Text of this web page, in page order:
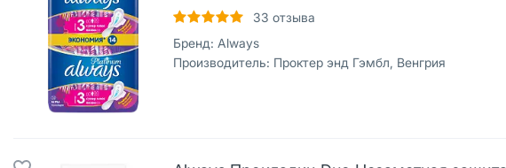
33 отзыва
Бренд: Always
Производитель: Проктер энд Гэмбл, Венгрия